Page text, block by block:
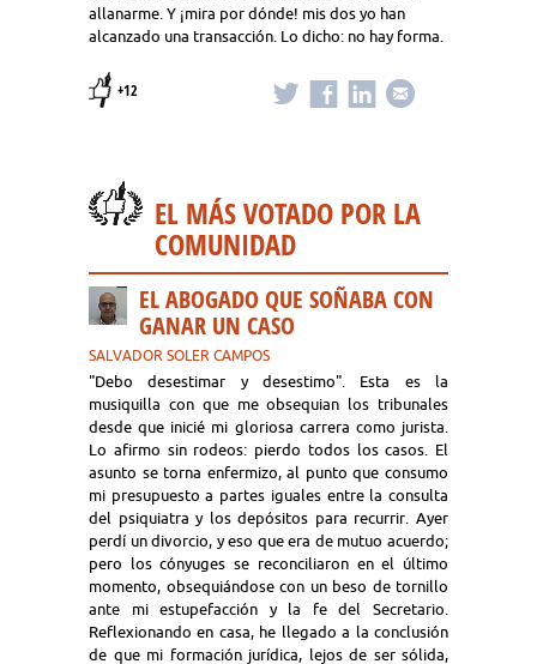
allanarme. Y ¡mira por dónde! mis dos yo han
alcanzado una transacción. Lo dicho: no hay forma.
+12
EL MÁS VOTADO POR LA
COMUNIDAD
EL ABOGADO QUE SOÑABA CON
GANAR UN CASO
SALVADOR SOLER CAMPOS
"Debo desestimar y desestimo". Esta es la
musiquilla con que me obsequian los tribunales
desde que inicié mi gloriosa carrera como jurista.
Lo afirmo sin rodeos: pierdo todos los casos. El
asunto se torna enfermizo, al punto que consumo
mi presupuesto a partes iguales entre la consulta
del psiquiatra y los depósitos para recurrir. Ayer
perdí un divorcio, y eso que era de mutuo acuerdo;
pero los cónyuges se reconciliaron en el último
momento, obsequiándose con un beso de tornillo
ante mi estupefacción y la fe del Secretario.
Reflexionando en casa, he llegado a la conclusión
de que mi formación jurídica, lejos de ser sólida,